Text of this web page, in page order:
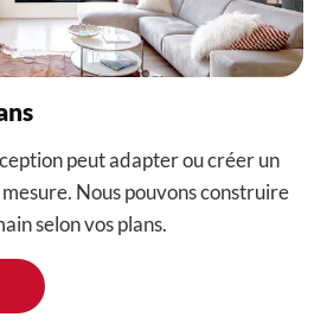
peut adapter ou créer un
Nous pouvons construire
selon vos plans.